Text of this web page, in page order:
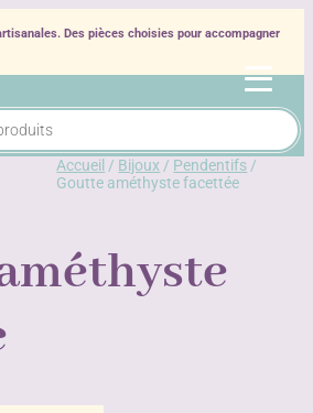
Des pièces choisies pour accompagner
Accueil / Bijoux / Pendentifs /
Goutte améthyste facettée